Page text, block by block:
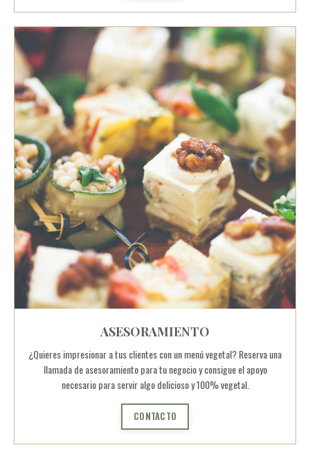
ASESORAMIENTO
¿Quieres impresionar a tus clientes con un menú vegetal? Reserva una
llamada de asesoramiento para tu negocio y consigue el apoyo
necesario para servir algo delicioso y 100% vegetal.
CONTACTO